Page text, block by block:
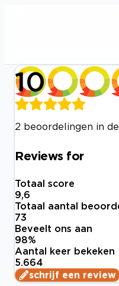
10
2 beoordelingen in
Reviews for
Totaal score
9,6
Totaal aantal
73
Beveelt ons aan
98%
Aantal keer bekeken
5.664
schrijf een review